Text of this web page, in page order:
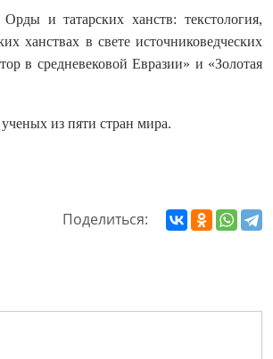
и татарских ханств: текстология,
ханствах в свете источниковедческих
в средневековой Евразии» и «Золотая
из пяти стран мира.
Поделиться: